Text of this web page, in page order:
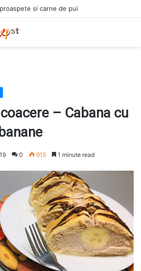
– Cabana cu
0 915 1 minute read